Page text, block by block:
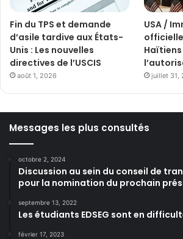
Fin du TPS et demande
d’asile tardive aux États-
Unis : Les nouvelles
directives de l’USCIS
août 1, 2026
USA /
officielle
juillet 31,
Messages les plus consultés
octobre 2, 2024
Discussion au sein du conseil de
pour la nomination du prochain
septembre 13, 2022
Les étudiants EDSEG sont en
février 17, 2023